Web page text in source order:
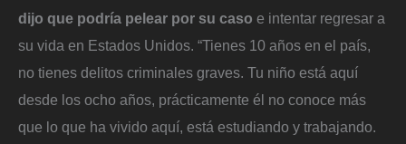
dijo que podría pelear por su caso e intentar regresar a
su vida en Estados Unidos. “Tienes 10 años en el país,
no tienes delitos criminales graves. Tu niño está aquí
desde los ocho años, prácticamente él no conoce más
que lo que ha vivido aquí, está estudiando y trabajando.